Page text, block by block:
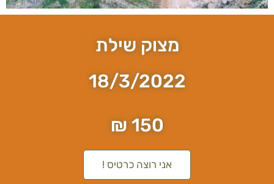
מצוק שילת
18/3/2022
150 ₪
אני רוצה כרטיס !